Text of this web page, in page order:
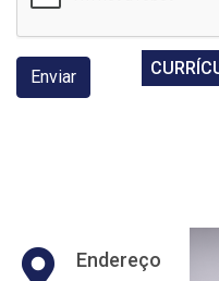
Laboratório de Teste
Enviar
Endereço